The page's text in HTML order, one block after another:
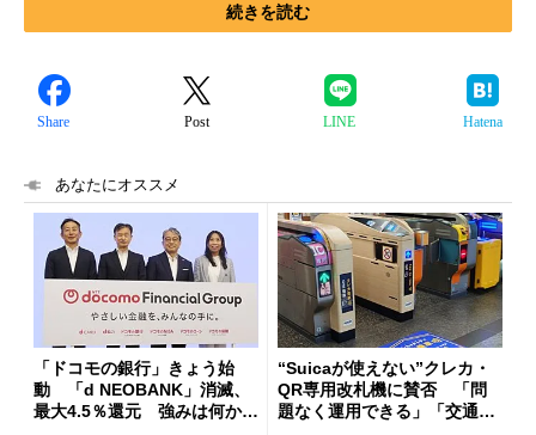
続きを読む
Share Post LINE Hatena
あなたにオススメ
「ドコモの銀行」きょう始
動 「d NEOBANK」消滅、
最大4.5％還元 強みは何か解
“Suicaが使えない”クレカ・
QR専用改札機に賛否 「問
題なく運用できる」「交通系I